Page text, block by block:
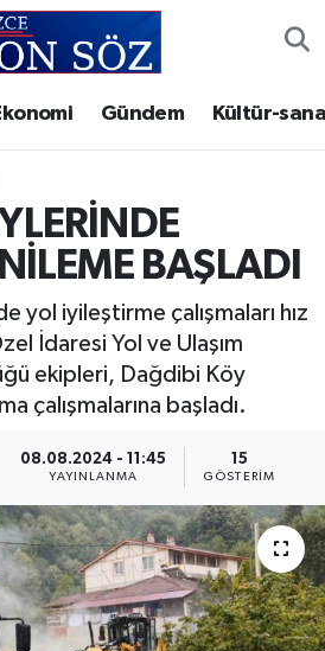
Gündem Kültür-
BAŞLADI
yol iyileştirme çalışmaları hız
İdaresi Yol ve Ulaşım
ekipleri, Dağdibi Köy
çalışmalarına başladı.
08.08.2024 - 11:45
YAYINLANMA
15
GÖSTERIM
Durumu
Yoğunluk Haritası
ve Fikstür